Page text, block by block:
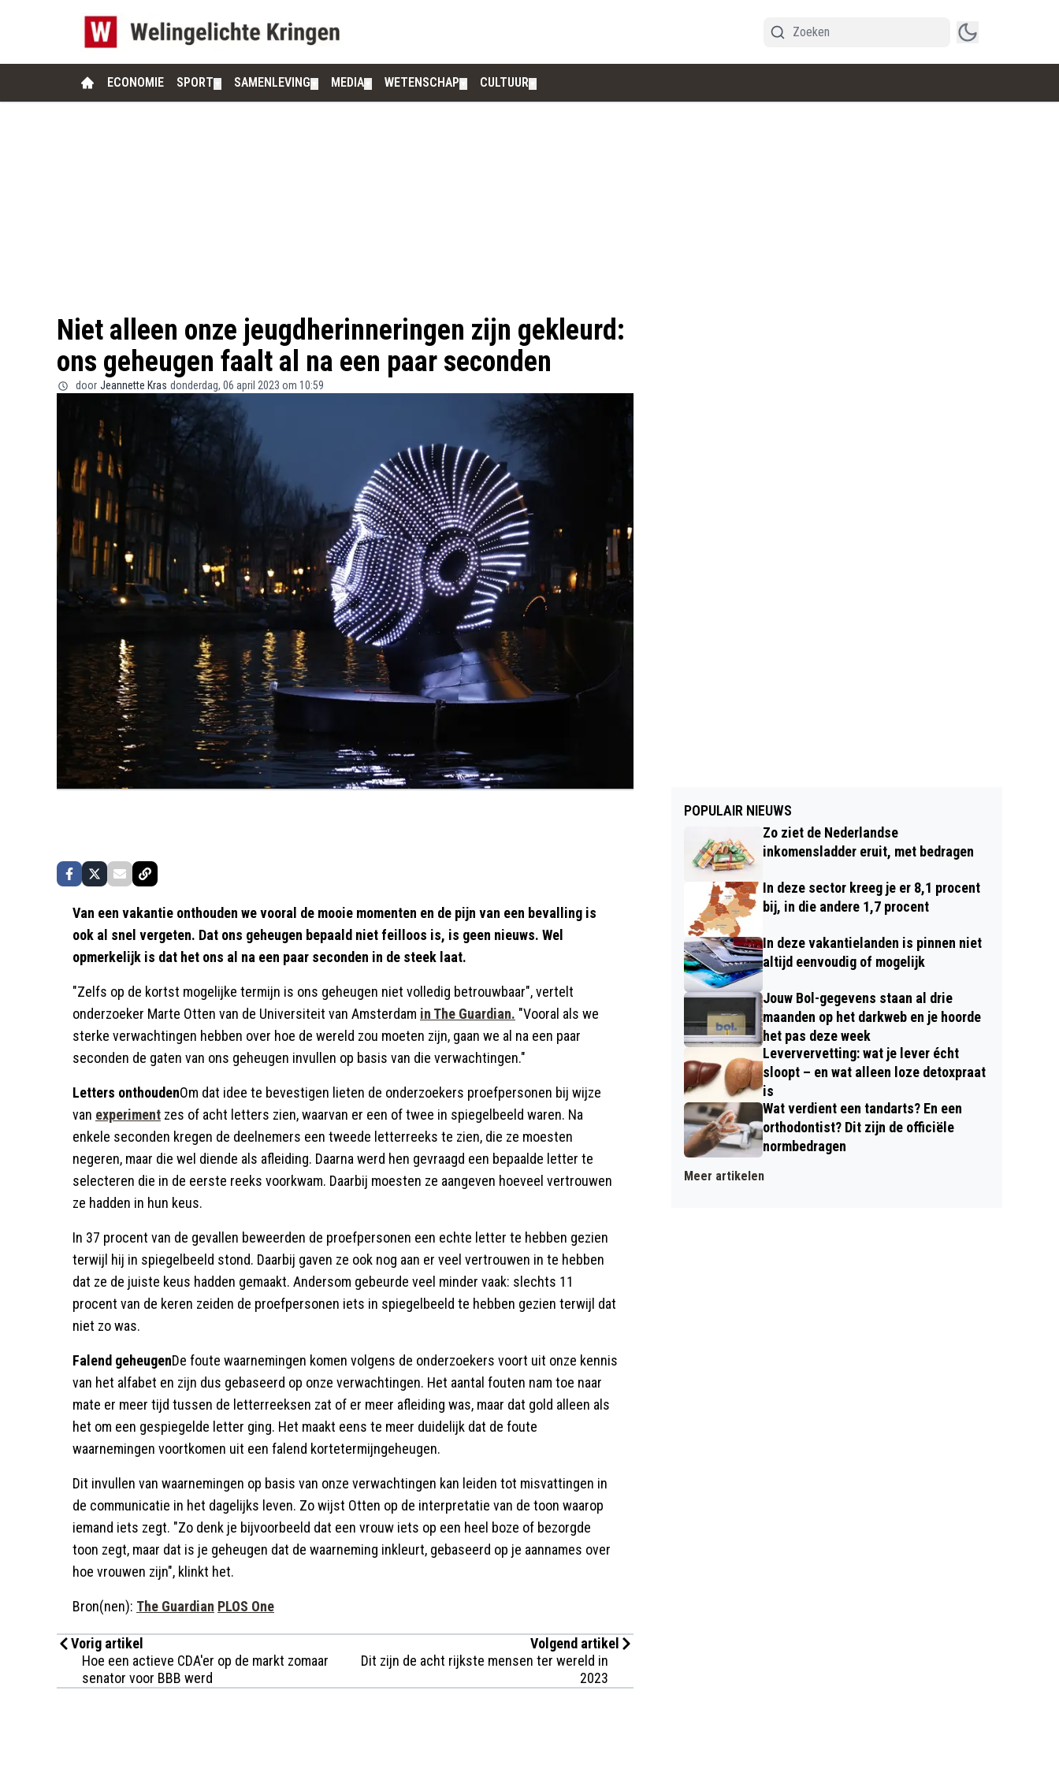
ECONOMIE SPORT SAMENLEVING MEDIA WETENSCHAP CULTUUR
Niet alleen onze jeugdherinneringen zijn gekleurd:
ons geheugen faalt al na een paar seconden
door Jeannette Kras donderdag, 06 april 2023 om 10:59
Van een vakantie onthouden we vooral de mooie momenten en de pijn van een bevalling is
ook al snel vergeten. Dat ons geheugen bepaald niet feilloos is, is geen nieuws. Wel
opmerkelijk is dat het ons al na een paar seconden in de steek laat.
"Zelfs op de kortst mogelijke termijn is ons geheugen niet volledig betrouwbaar", vertelt
onderzoeker Marte Otten van de Universiteit van Amsterdam in The Guardian. "Vooral als we
sterke verwachtingen hebben over hoe de wereld zou moeten zijn, gaan we al na een paar
seconden de gaten van ons geheugen invullen op basis van die verwachtingen."
Letters onthoudenOm dat idee te bevestigen lieten de onderzoekers proefpersonen bij wijze
van experiment zes of acht letters zien, waarvan er een of twee in spiegelbeeld waren. Na
enkele seconden kregen de deelnemers een tweede letterreeks te zien, die ze moesten
negeren, maar die wel diende als afleiding. Daarna werd hen gevraagd een bepaalde letter te
selecteren die in de eerste reeks voorkwam. Daarbij moesten ze aangeven hoeveel vertrouwen
ze hadden in hun keus.
In 37 procent van de gevallen beweerden de proefpersonen een echte letter te hebben gezien
terwijl hij in spiegelbeeld stond. Daarbij gaven ze ook nog aan er veel vertrouwen in te hebben
dat ze de juiste keus hadden gemaakt. Andersom gebeurde veel minder vaak: slechts 11
procent van de keren zeiden de proefpersonen iets in spiegelbeeld te hebben gezien terwijl dat
niet zo was.
Falend geheugenDe foute waarnemingen komen volgens de onderzoekers voort uit onze kennis
van het alfabet en zijn dus gebaseerd op onze verwachtingen. Het aantal fouten nam toe naar
mate er meer tijd tussen de letterreeksen zat of er meer afleiding was, maar dat gold alleen als
het om een gespiegelde letter ging. Het maakt eens te meer duidelijk dat de foute
waarnemingen voortkomen uit een falend kortetermijngeheugen.
Dit invullen van waarnemingen op basis van onze verwachtingen kan leiden tot misvattingen in
de communicatie in het dagelijks leven. Zo wijst Otten op de interpretatie van de toon waarop
iemand iets zegt. "Zo denk je bijvoorbeeld dat een vrouw iets op een heel boze of bezorgde
toon zegt, maar dat is je geheugen dat de waarneming inkleurt, gebaseerd op je aannames over
hoe vrouwen zijn", klinkt het.
Bron(nen): The Guardian PLOS One
Vorig artikel
Hoe een actieve CDA'er op de markt zomaar
senator voor BBB werd
Volgend artikel
Dit zijn de acht rijkste mensen ter wereld in
2023
POPULAIR NIEUWS
Zo ziet de Nederlandse
inkomensladder eruit, met bedragen
In deze sector kreeg je er 8,1 procent
bij, in die andere 1,7 procent
In deze vakantielanden is pinnen niet
altijd eenvoudig of mogelijk
Jouw Bol-gegevens staan al drie
maanden op het darkweb en je hoorde
het pas deze week
Leververvetting: wat je lever écht
sloopt – en wat alleen loze detoxpraat
is
Wat verdient een tandarts? En een
orthodontist? Dit zijn de officiële
normbedragen
Meer artikelen